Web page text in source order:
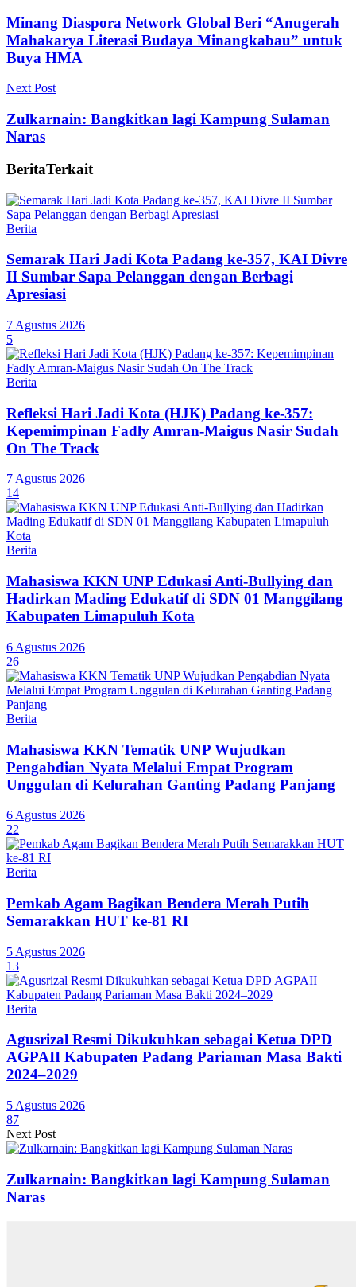
Minang Diaspora Network Global Beri “Anugerah
Mahakarya Literasi Budaya Minangkabau” untuk
Buya HMA
Next Post
Zulkarnain: Bangkitkan lagi Kampung Sulaman
Naras
BeritaTerkait
Berita
Semarak Hari Jadi Kota Padang ke-357, KAI Divre
II Sumbar Sapa Pelanggan dengan Berbagi
Apresiasi
7 Agustus 2026
5
Berita
Refleksi Hari Jadi Kota (HJK) Padang ke-357:
Kepemimpinan Fadly Amran-Maigus Nasir Sudah
On The Track
7 Agustus 2026
14
Berita
Mahasiswa KKN UNP Edukasi Anti-Bullying dan
Hadirkan Mading Edukatif di SDN 01 Manggilang
Kabupaten Limapuluh Kota
6 Agustus 2026
26
Berita
Mahasiswa KKN Tematik UNP Wujudkan
Pengabdian Nyata Melalui Empat Program
Unggulan di Kelurahan Ganting Padang Panjang
6 Agustus 2026
22
Berita
Pemkab Agam Bagikan Bendera Merah Putih
Semarakkan HUT ke-81 RI
5 Agustus 2026
13
Berita
Agusrizal Resmi Dikukuhkan sebagai Ketua DPD
AGPAII Kabupaten Padang Pariaman Masa Bakti
2024–2029
5 Agustus 2026
87
Next Post
Zulkarnain: Bangkitkan lagi Kampung Sulaman
Naras